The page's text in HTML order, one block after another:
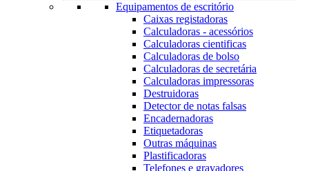
Equipamentos de escritório
Caixas registadoras
Calculadoras - acessórios
Calculadoras cientificas
Calculadoras de bolso
Calculadoras de secretária
Calculadoras impressoras
Destruidoras
Detector de notas falsas
Encadernadoras
Etiquetadoras
Outras máquinas
Plastificadoras
Telefones e gravadores